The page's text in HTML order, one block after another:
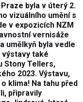
byla v úterý 2.
vizuálního umění s
v expozicích NZM
vernisáže
umělkyň byla vedle
také
Stony Tellers,
2023. Výstavu,
klima! Na tahu před
připravily